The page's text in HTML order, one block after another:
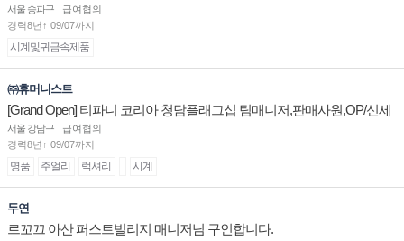
부점장/판매사원 채용
서울 송파구
급여협의
경력8년↑ 09/07까지
시계및귀금속제품
㈜휴머니스트
[Grand Open] 티파니 코리아 청담플래그십 팀매니저,판매사원,OP/신세
계대전 판매사원 채용
서울 강남구
급여협의
경력8년↑ 09/07까지
명품 주얼리 럭셔리 시계
두연
르꼬끄 아산 퍼스트빌리지 매니저님 구인합니다.